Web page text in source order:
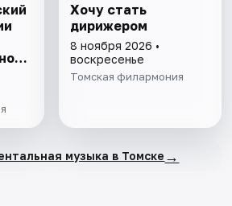
Хочу стать
дирижером
8 ноября 2026 •
воскресенье
Томская филармония
музыка в Томске →